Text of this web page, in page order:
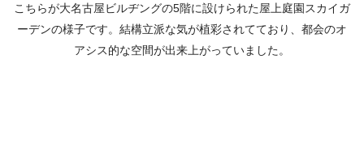
こちらが大名古屋ビルヂングの5階に設けられた屋上庭園スカイガ
ーデンの様子です。結構立派な気が植彩されてており、都会のオ
アシス的な空間が出来上がっていました。